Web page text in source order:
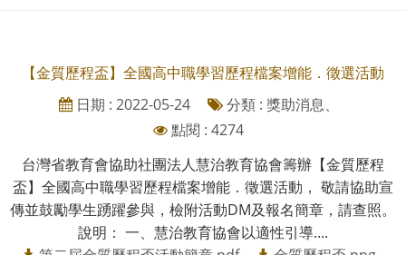
【金質歷程盃】全國高中職學習歷程檔案增能．徵選活動
日期 : 2022-05-24
分類 : 獎助消息、
點閱 : 4274
台灣省教育會協助社團法人慧治教育協會籌辦【金質歷程
盃】全國高中職學習歷程檔案增能．徵選活動， 敬請協助宣
傳並鼓勵學生踴躍參與，檢附活動DM及報名簡章，請查照。
說明： 一、慧治教育協會以適性引導....